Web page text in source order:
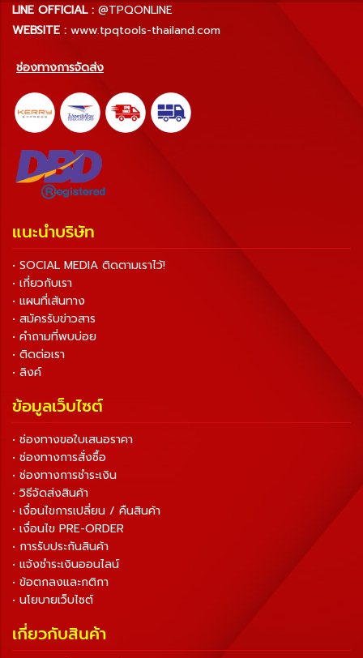
LINE OFFICIAL : @TPQONLINE
WEBSITE : www.tpqtools-thailand.com
ช่องทางการจัดส่ง
แนะนำบริษัท
• SOCIAL MEDIA ติดตามเราไว้!
• เกี่ยวกับเรา
• แผนที่เส้นทาง
• สมัครรับข่าวสาร
• คำถามที่พบบ่อย
• ติดต่อเรา
• ลิงค์
ข้อมูลเว็บไซต์
• ช่องทางขอใบเสนอราคา
• ช่องทางการสั่งซื้อ
• ช่องทางการชำระเงิน
• วิธีจัดส่งสินค้า
• เงื่อนไขการเปลี่ยน / คืนสินค้า
• เงื่อนไข PRE-ORDER
• การรับประกันสินค้า
• แจ้งชำระเงินออนไลน์
• ข้อตกลงและกติกา
• นโยบายเว็บไซต์
เกี่ยวกับสินค้า